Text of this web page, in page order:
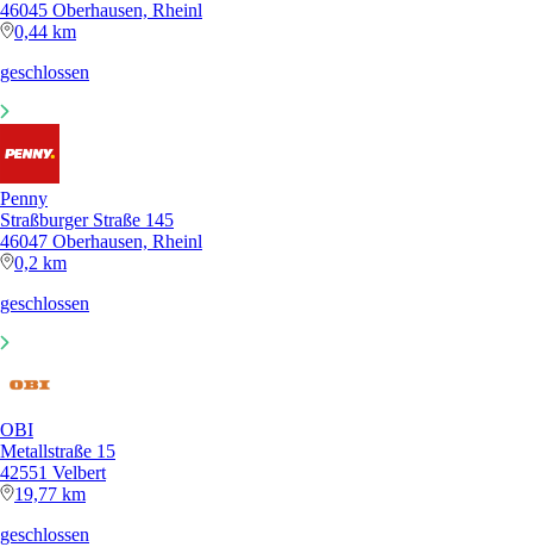
46045 Oberhausen, Rheinl
0,44 km
geschlossen
Penny
Straßburger Straße 145
46047 Oberhausen, Rheinl
0,2 km
geschlossen
OBI
Metallstraße 15
42551 Velbert
19,77 km
geschlossen